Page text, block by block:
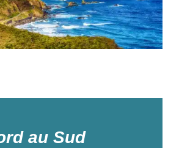
au Sud